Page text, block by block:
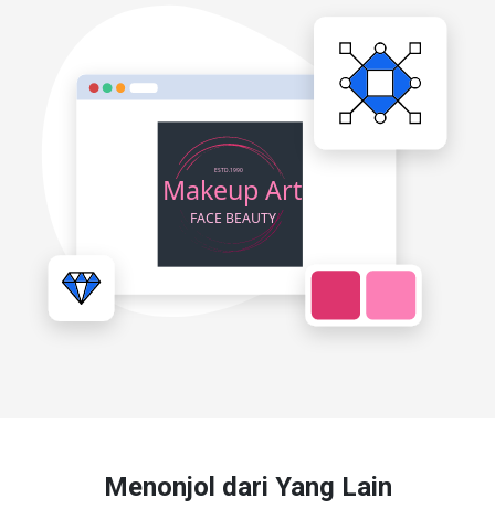
Menonjol dari Yang Lain